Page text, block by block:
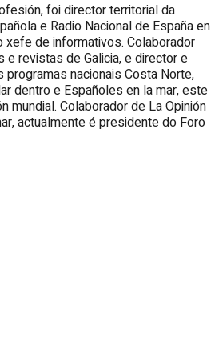
foi director territorial da
e Radio Nacional de España en
xefe de informativos. Colaborador
e revistas de Galicia, e director e
nacionais Costa Norte,
dentro e Españoles en la mar, este
mundial. Colaborador de La Opinión
actualmente é presidente do Foro